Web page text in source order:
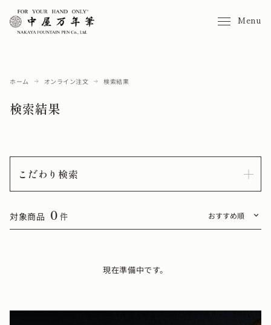
Menu
ホーム オンライン注文 検索結果
検索結果
こだわり検索
対象商品 0 件
現在準備中です。